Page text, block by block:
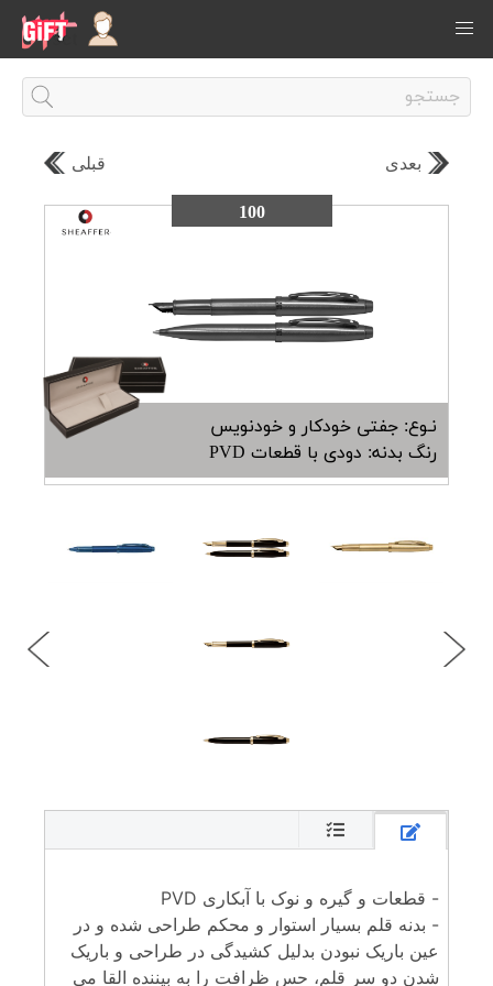
قبلی بعدی
100
نـوع: جفتی خودکار و خودنویس
رنگ بدنه: دودی با قطعات PVD
- قطعات و گیره و نوک با آبکاری PVD
- بدنه قلم بسیار استوار و محکم طراحی شده و در
عین باریک نبودن بدلیل کشیدگی در طراحی و باریک
شدن دو سر قلم، حس ظرافت را به بیننده القا می